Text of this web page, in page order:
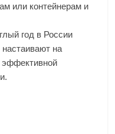
или контейнерам и
год в России
на
эффективной